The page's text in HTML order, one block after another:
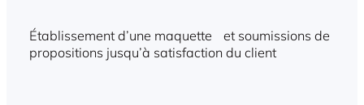
Établissement d’une maquette et soumissions de
propositions jusqu’à satisfaction du client